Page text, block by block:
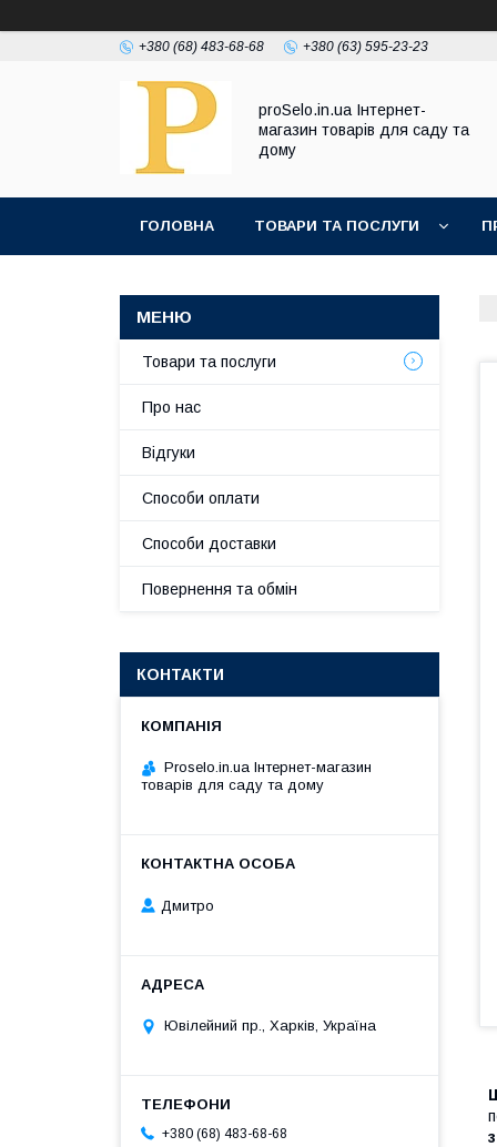
+380 (68) 483-68-68 +380 (63) 595-23-23
proSelo.in.ua Інтернет-
магазин товарів для саду та
дому
ГОЛОВНА ТОВАРИ ТА ПОСЛУГИ
Товари та послуги
Про нас
Відгуки
Способи оплати
Способи доставки
Повернення та обмін
КОНТАКТИ
Proselo.in.ua Інтернет-магазин
товарів для саду та дому
Дмитро
Ювілейний пр., Харків, Україна
+380 (68) 483-68-68